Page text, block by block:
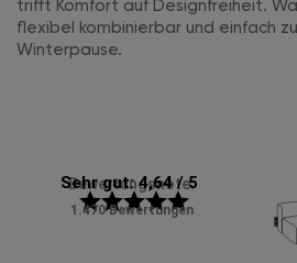
trifft Komfort auf Designfreiheit.
flexibel kombinierbar und einfach
Winterpause.
Bewertungsnote:
Sehr gut: 4,64 / 5
starstarstarstarstar
1.470 Bewertungen